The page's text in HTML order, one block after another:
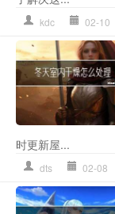
kdc 02-10
时更新屋...
dts 02-08